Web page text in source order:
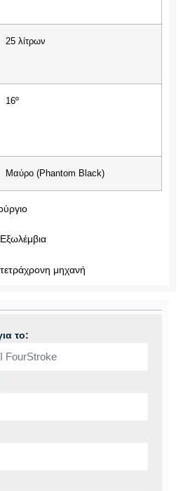
25 λίτρων
16º
Μαύρο (Phantom Black)
Εξωλέμβια
μηχανή
το: